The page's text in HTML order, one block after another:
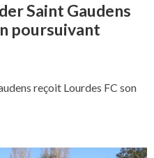
Saint Gaudens
poursuivant
reçoit Lourdes FC son